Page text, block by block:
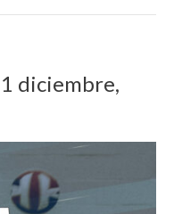
1 diciembre,